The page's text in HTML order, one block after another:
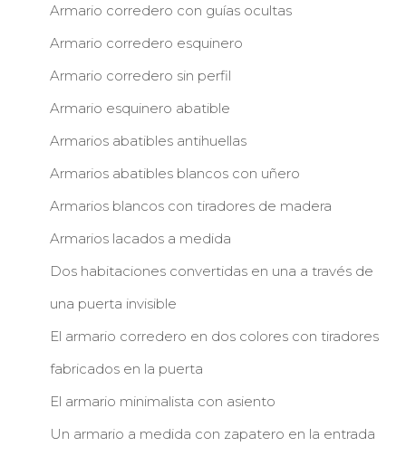
Armario corredero con guías ocultas
Armario corredero esquinero
Armario corredero sin perfil
Armario esquinero abatible
Armarios abatibles antihuellas
Armarios abatibles blancos con uñero
Armarios blancos con tiradores de madera
Armarios lacados a medida
Dos habitaciones convertidas en una a través de
una puerta invisible
El armario corredero en dos colores con tiradores
fabricados en la puerta
El armario minimalista con asiento
Un armario a medida con zapatero en la entrada